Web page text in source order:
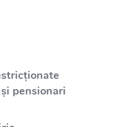
pensionari